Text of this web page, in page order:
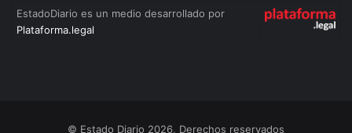
EstadoDiario es un medio desarrollado por
Plataforma.legal
© Estado Diario 2026, Derechos reservados